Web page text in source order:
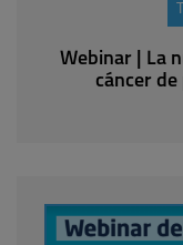
Webinar | La
cáncer